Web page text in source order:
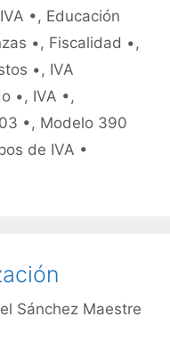
•, Educación
•, Fiscalidad •,
•, IVA
•, IVA •,
•, Modelo 390
de IVA •
Sánchez Maestre